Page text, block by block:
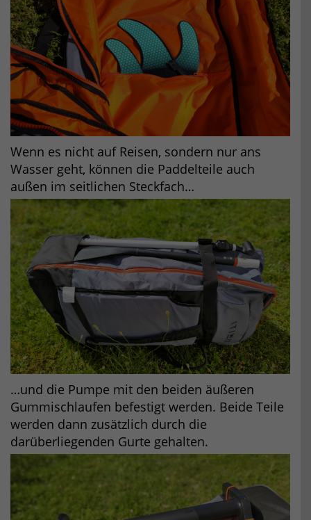
Wenn es nicht auf Reisen, sondern nur ans
Wasser geht, können die Paddelteile auch
außen im seitlichen Steckfach…
…und die Pumpe mit den beiden äußeren
Gummischlaufen befestigt werden. Beide Teile
werden dann zusätzlich durch die
darüberliegenden Gurte gehalten.